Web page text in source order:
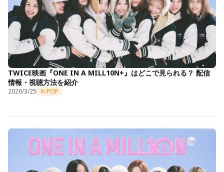
TWICE映画『ONE IN A MILL10N+』はどこで見られる？ 配信
情報・視聴方法を紹介
2026/3/25 K-POP